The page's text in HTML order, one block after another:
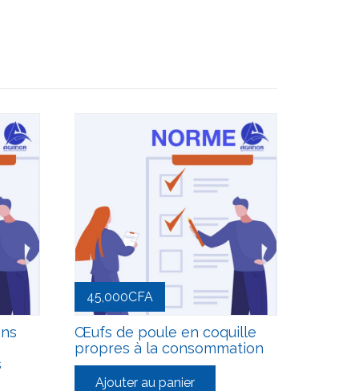
45,000CFA
Œufs de poule en coquille
propres à la consommation
Ajouter au panier